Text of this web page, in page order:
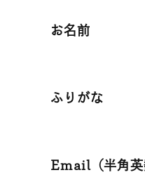
お名前
ふりがな
Email（半角英